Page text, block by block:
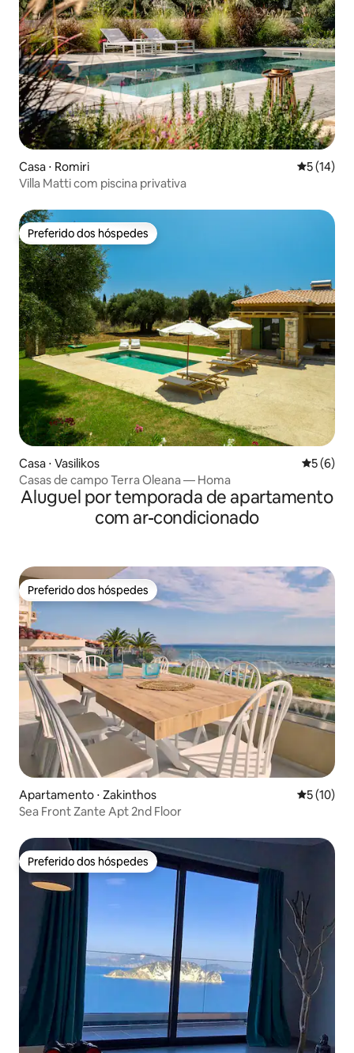
Casa ⋅ Romiri 5 de uma
5 (14)
Villa Matti com piscina privativa
Preferido dos hóspedes
Preferido dos hóspedes
Casa ⋅ Vasilikos 5 de
5 (6)
Casas de campo Terra Oleana — Homa
Aluguel por temporada de apartamento
com ar-condicionado
Preferido dos hóspedes
Preferido dos hóspedes
Apartamento ⋅ Zakinthos 5 de uma
5 (10)
Sea Front Zante Apt 2nd Floor
Preferido dos hóspedes
Preferido dos hóspedes